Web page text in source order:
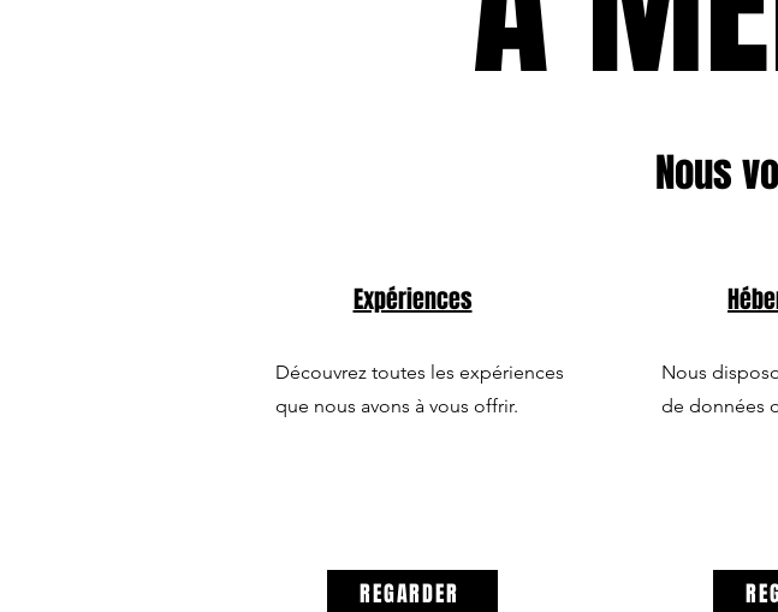
Nous
Expériences
Découvrez toutes les expériences
que nous avons à vous offrir.
REGARDER
Nous
de données